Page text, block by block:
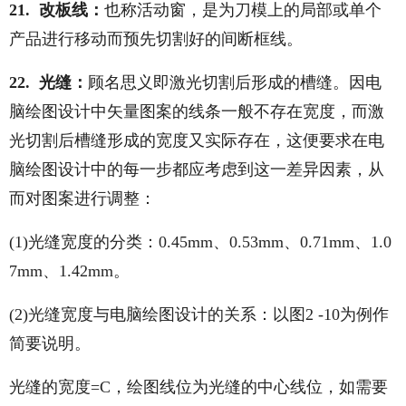
21. 改板线： 也称活动窗，是为刀模上的局部或单个
产品进行移动而预先切割好的间断框线。
22. 光缝： 顾名思义即激光切割后形成的槽缝。因电
脑绘图设计中矢量图案的线条一般不存在宽度，而激
光切割后槽缝形成的宽度又实际存在，这便要求在电
脑绘图设计中的每一步都应考虑到这一差异因素，从
而对图案进行调整：
(1)光缝宽度的分类：0.45mm、0.53mm、0.71mm、1.0
7mm、1.42mm。
(2)光缝宽度与电脑绘图设计的关系：以图2 -10为例作
简要说明。
光缝的宽度=C，绘图线位为光缝的中心线位，如需要